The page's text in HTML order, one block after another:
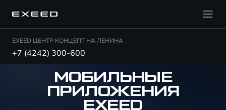
EXEED ЦЕНТР КОНЦЕПТ НА ЛЕНИНА
+7 (4242) 300-600
МОБИЛЬНЫЕ
ПРИЛОЖЕНИЯ
EXEED